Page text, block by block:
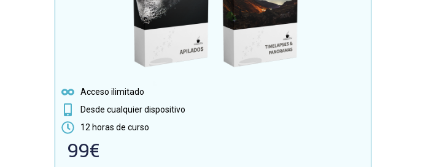
Acceso ilimitado
Desde cualquier dispositivo
12 horas de curso
99€